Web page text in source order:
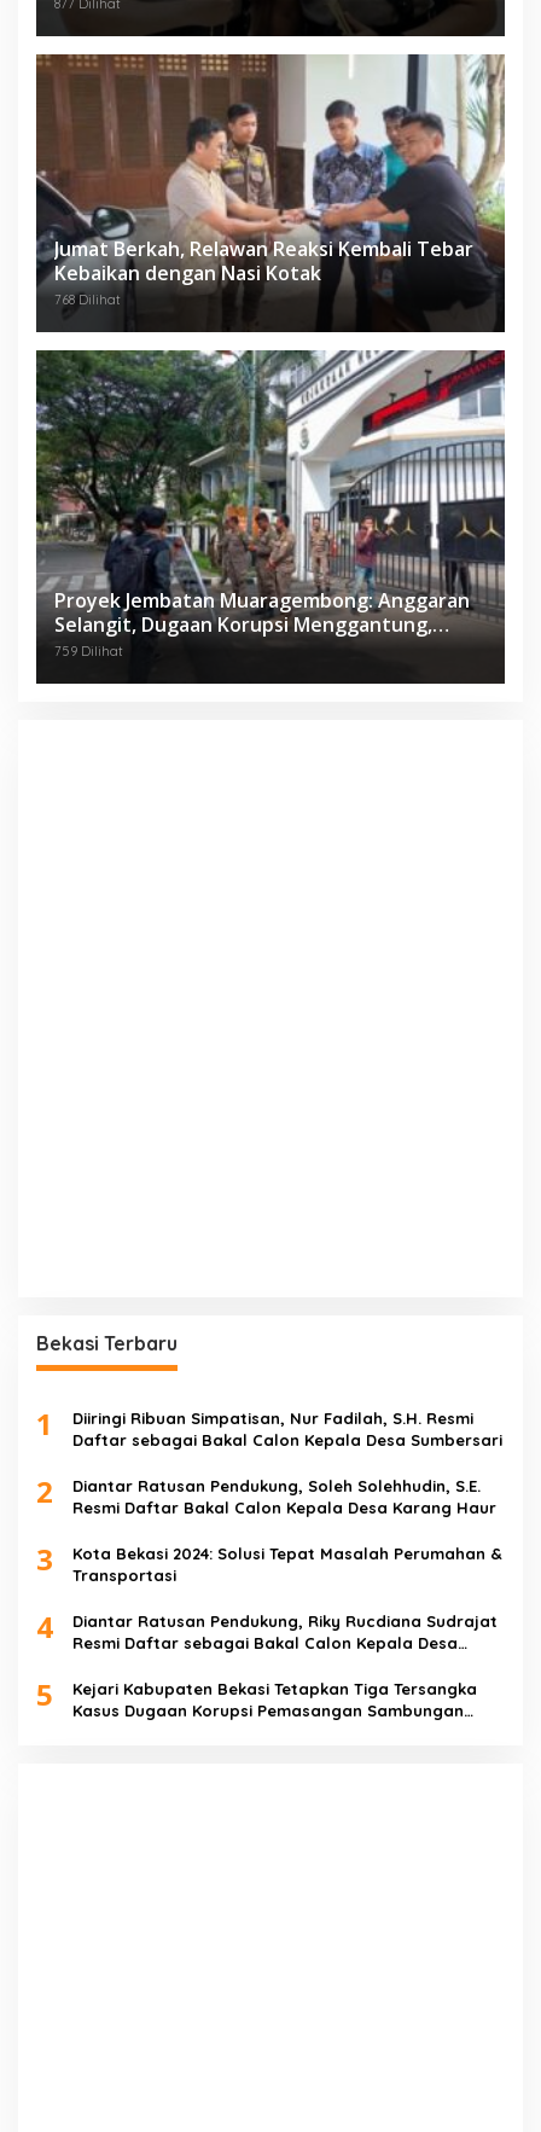
877 Dilihat
Jumat Berkah, Relawan Reaksi Kembali Tebar
Kebaikan dengan Nasi Kotak
768 Dilihat
Proyek Jembatan Muaragembong: Anggaran
Selangit, Dugaan Korupsi Menggantung,
Mahasiswa Geruduk Kejari Bekasi!
759 Dilihat
Bekasi Terbaru
1
Diiringi Ribuan Simpatisan, Nur Fadilah, S.H. Resmi
Daftar sebagai Bakal Calon Kepala Desa Sumbersari
2
Diantar Ratusan Pendukung, Soleh Solehhudin, S.E.
Resmi Daftar Bakal Calon Kepala Desa Karang Haur
3
Kota Bekasi 2024: Solusi Tepat Masalah Perumahan &
Transportasi
4
Diantar Ratusan Pendukung, Riky Rucdiana Sudrajat
Resmi Daftar sebagai Bakal Calon Kepala Desa
5
Kejari Kabupaten Bekasi Tetapkan Tiga Tersangka
Kasus Dugaan Korupsi Pemasangan Sambungan